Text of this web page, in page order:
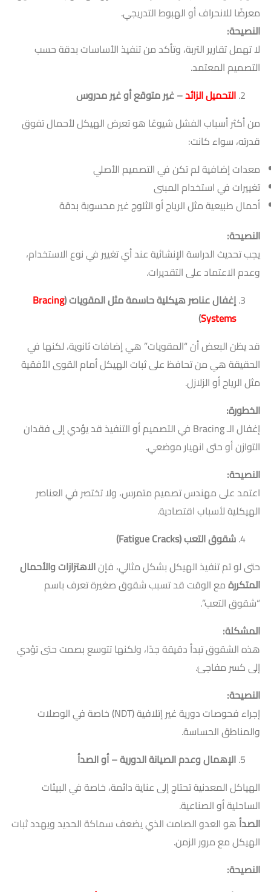
معرضًا للانحراف أو الهبوط التدريجي.
النصيحة:
لا تهمل تقارير التربة، وتأكد من تنفيذ الأساسات بدقة حسب
التصميم المعتمد.
التحميل الزائد– غير متوقع أو غير مدروس
من أكثر أسباب الفشل شيوعًا هو تعرض الهيكل لأحمال تفوق
قدرته، سواء كانت:
معدات إضافية لم تكن في التصميم الأصلي
تغييرات في استخدام المبنى
أحمال طبيعية مثل الرياح أو الثلوج غير محسوبة بدقة
النصيحة:
يجب تحديث الدراسة الإنشائية عند أي تغيير في نوع الاستخدام،
وعدم الاعتماد على التقديرات.
إغفال عناصر هيكلية حاسمة مثل المقويات(
Bracing
Systems
)
قد يظن البعض أن “المقويات” هي إضافات ثانوية، لكنها في
الحقيقة هي من تحافظ على ثبات الهيكل أمام القوى الأفقية
مثل الرياح أو الزلازل.
الخطورة:
إغفال الـ Bracing في التصميم أو التنفيذ قد يؤدي إلى فقدان
التوازن أو حتى انهيار موضعي.
النصيحة:
اعتمد على مهندس تصميم متمرس، ولا تختصر في العناصر
الهيكلية لأسباب اقتصادية.
شقوق التعب(Fatigue Cracks)
حتى لو تم تنفيذ الهيكل بشكل مثالي، فإنالاهتزازات والأحمال
المتكررةمع الوقت قد تسبب شقوق صغيرة تعرف باسم
“شقوق التعب”.
المشكلة:
هذه الشقوق تبدأ دقيقة جدًا، ولكنها تتوسع بصمت حتى تؤدي
إلى كسر مفاجئ.
النصيحة:
إجراء فحوصات دورية غير إتلافية (NDT) خاصة في الوصلات
والمناطق الحساسة.
الإهمال وعدم الصيانة الدورية – أو الصدأ
الهياكل المعدنية تحتاج إلى عناية دائمة، خاصة في البيئات
الساحلية أو الصناعية.
الصدأهو العدو الصامت الذي يضعف سماكة الحديد ويهدد ثبات
الهيكل مع مرور الزمن.
النصيحة: